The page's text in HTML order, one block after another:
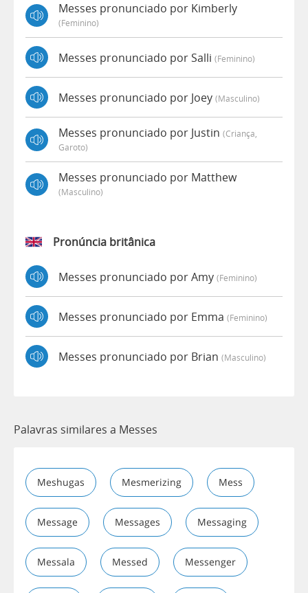
Messes pronunciado por Kimberly
(feminino)
Messes pronunciado por Salli (feminino)
Messes pronunciado por Joey (masculino)
Messes pronunciado por Justin (criança,
Garoto)
Messes pronunciado por Matthew
(masculino)
Pronúncia britânica
Messes pronunciado por Amy (feminino)
Messes pronunciado por Emma (feminino)
Messes pronunciado por Brian (masculino)
Palavras similares a Messes
Meshugas Mesmerizing Mess
Message Messages Messaging
Messala Messed Messenger